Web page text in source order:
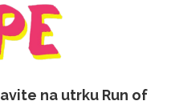
na utrku Run of